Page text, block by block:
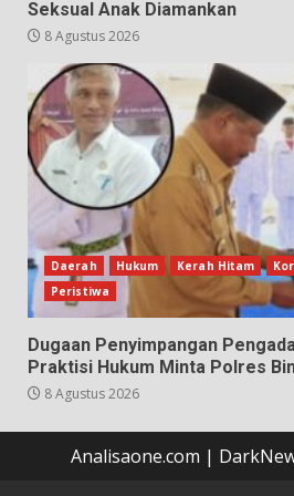
Seksual Anak Diamankan
8 Agustus 2026
Daerah Hukum Kerah Hitam
Peristiwa
Dugaan Penyimpangan
Praktisi Hukum Minta Polres
8 Agustus 2026
Analisaone.com |